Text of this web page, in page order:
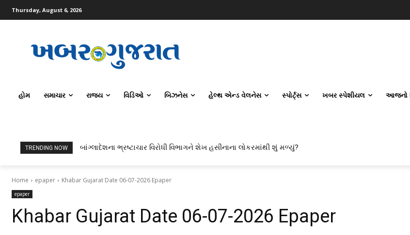
Thursday, August 6, 2026
હોમ સમાચાર રાજ્ય વિડિઓ બિઝનેસ હેલ્થ એન્ડ વેલનેસ સ્પોર્ટ્સ ખબર સ્પેશીયલ આજનો
TRENDING NOW બાંગ્લાદેશના ભ્રષ્ટાચાર વિરોધી વિભાગને શેખ હસીનાના લોકરમાંથી શું મળ્યું?
Home epaper Khabar Gujarat Date 06-07-2026 Epaper
epaper
Khabar Gujarat Date 06-07-2026 Epaper